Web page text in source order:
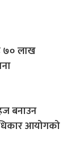
७० लाख
बनाउन
आयोगको